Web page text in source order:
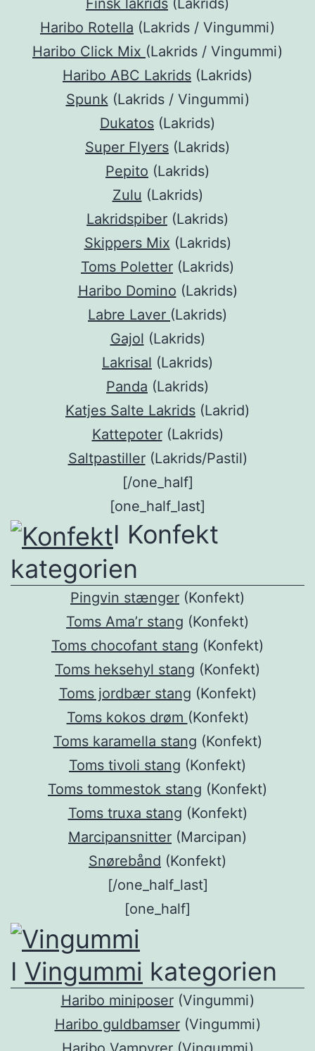
Haribo Rotella (Lakrids / Vingummi)
Haribo Click Mix (Lakrids / Vingummi)
Haribo ABC Lakrids (Lakrids)
Spunk (Lakrids / Vingummi)
Dukatos (Lakrids)
Super Flyers (Lakrids)
Pepito (Lakrids)
Zulu (Lakrids)
Lakridspiber (Lakrids)
Skippers Mix (Lakrids)
Toms Poletter (Lakrids)
Haribo Domino (Lakrids)
Labre Laver (Lakrids)
Gajol (Lakrids)
Lakrisal (Lakrids)
Panda (Lakrids)
Katjes Salte Lakrids (Lakrid)
Kattepoter(Lakrids)
Saltpastiller(Lakrids/Pastil)
[/one_half]
[one_half_last]
I Konfekt
kategorien
Pingvin stænger (Konfekt)
Toms Ama’r stang (Konfekt)
Toms chocofant stang (Konfekt)
Toms heksehyl stang (Konfekt)
Toms jordbær stang (Konfekt)
Toms kokos drøm (Konfekt)
Toms karamella stang (Konfekt)
Toms tivoli stang (Konfekt)
Toms tommestok stang (Konfekt)
Toms truxa stang (Konfekt)
Marcipansnitter (Marcipan)
Snørebånd (Konfekt)
[/one_half_last]
[one_half]
I Vingummi kategorien
Haribo miniposer(Vingummi)
Haribo guldbamser(Vingummi)